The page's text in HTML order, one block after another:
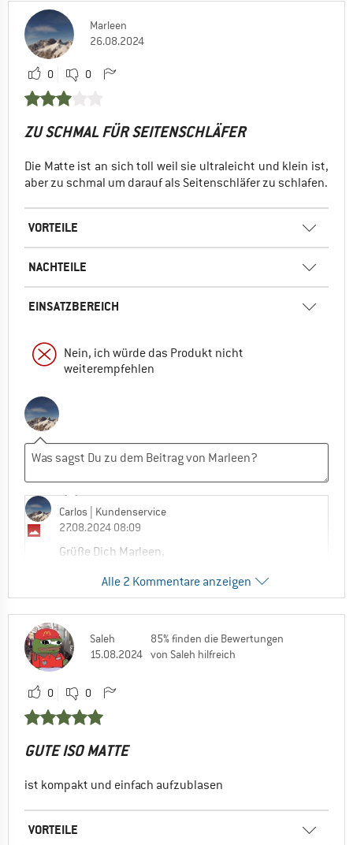
Marleen
26.08.2024
0 0
ZU SCHMAL FÜR SEITENSCHLÄFER
Die Matte ist an sich toll weil sie ultraleicht und klein ist,
aber zu schmal um darauf als Seitenschläfer zu schlafen.
VORTEILE
NACHTEILE
EINSATZBEREICH
Nein, ich würde das Produkt nicht
weiterempfehlen
Carlos | Kundenservice
27.08.2024 08:09
Grüße Dich Marleen,
danke für die Rückmeldung Deiner
Erfahrung. Die Matte gibt es in
mehr Platz zu bieten.
Viele Grüße,
Carlos
0
27.08.2024 12:17
Ja. Beim nächsten Mal wäre es auch das
breitere Modell ;)
Alle 2 Kommentare anzeigen
Saleh
15.08.2024
85% finden die Bewertungen
von Saleh hilfreich
0 0
GUTE ISO MATTE
ist kompakt und einfach aufzublasen
VORTEILE